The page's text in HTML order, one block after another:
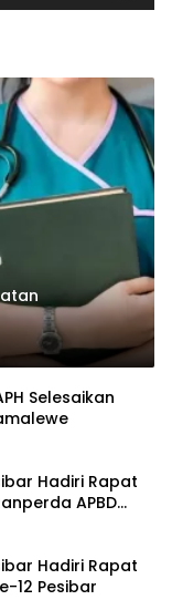
Selesaikan
Hadiri Rapat
APBD
Hadiri Rapat
12 Pesibar